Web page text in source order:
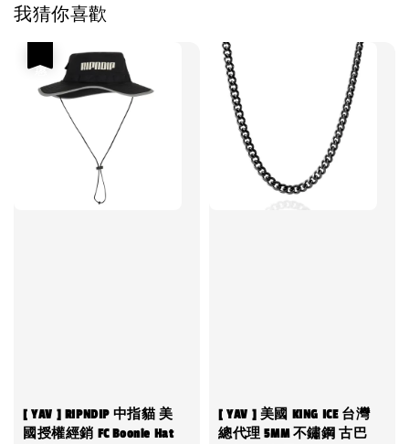
我猜你喜歡
[ YAV ] RIPNDIP 中指貓 美
國授權經銷 FC Boonie Hat
[ YAV ] 美國 KING ICE 台灣
總代理 5MM 不鏽鋼 古巴